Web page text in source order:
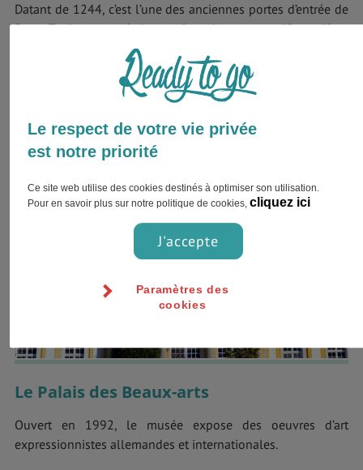
Datant de 1244, c’est l’une des anciennes portes d’entrée de
Bonn. Toujours en très bonne état, c’est un magnifique décor
médiéval dans une ville aux allures modernes.
Musées à Bonn
Le Palais des Beaux-arts
Ouvert en 1992, le musée expose des oeuvres d’art
expressionnistes allemandes et internationales.
Le respect de votre vie privée
est notre priorité
Ce site web utilise des cookies destinés à optimiser son utilisation.
Pour en savoir plus sur notre politique de cookies, cliquez ici
J'accepte
Paramètres des
cookies